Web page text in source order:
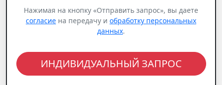
Нажимая на кнопку «Отправить запрос», вы даете
согласие на передачу и обработку персональных
данных.
ИНДИВИДУАЛЬНЫЙ ЗАПРОС